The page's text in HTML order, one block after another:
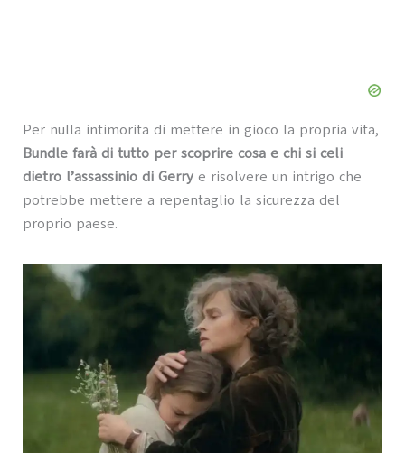
Per nulla intimorita di mettere in gioco la propria vita,
Bundle farà di tutto per scoprire cosa e chi si celi
dietro l’assassinio di Gerrye risolvere un intrigo che
potrebbe mettere a repentaglio la sicurezza del
proprio paese.